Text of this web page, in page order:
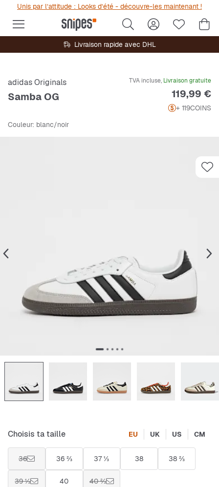
Unis par l’attitude : Looks d’été - découvre-les maintenant !
Livraison rapide avec DHL
adidas Originals
Samba OG
TVA incluse, Livraison gratuite
Prix
119,99 €
+ 119COINS
Couleur: blanc/noir
Choisis ta taille EU UK US CM
36 36 ⅔ 37 ⅓ 38 38 ⅔
39 ⅓ 40 40 ⅔